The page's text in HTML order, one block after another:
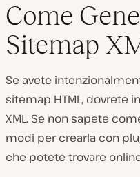
Come
Sitemap
Se avete
sitemap HTML, dovrete
XML. Se non sapete
modi per crearla con
che potete trovare